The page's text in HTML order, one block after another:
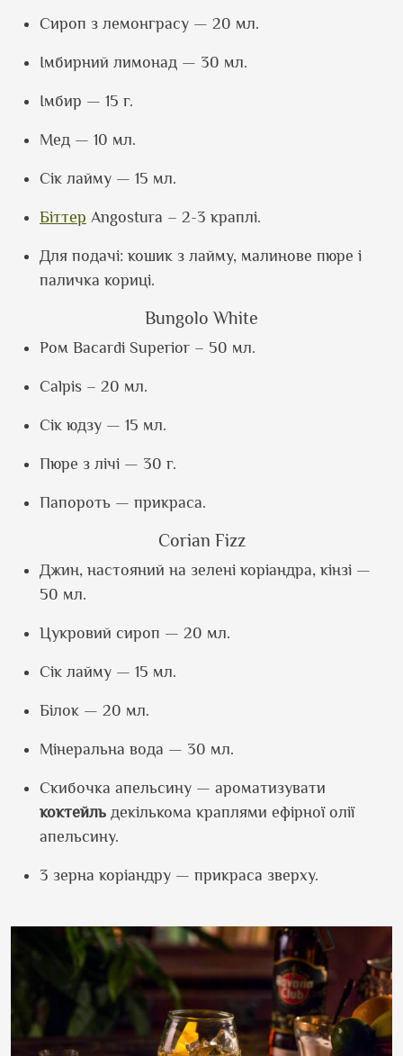
Сироп з лемонграсу — 20 мл.
Імбирний лимонад — 30 мл.
Імбир — 15 г.
Мед — 10 мл.
Сік лайму — 15 мл.
Біттер Angostura – 2-3 краплі.
Для подачі: кошик з лайму, малинове пюре і
паличка кориці.
Bungolo White
Ром Bacardi Superior – 50 мл.
Calpis – 20 мл.
Сік юдзу — 15 мл.
Пюре з лічі — 30 г.
Папороть — прикраса.
Corian Fizz
Джин, настояний на зелені коріандра, кінзі —
50 мл.
Цукровий сироп — 20 мл.
Сік лайму — 15 мл.
Білок — 20 мл.
Мінеральна вода — 30 мл.
Скибочка апельсину — ароматизувати
коктейль декількома краплями ефірної олії
апельсину.
3 зерна коріандру — прикраса зверху.